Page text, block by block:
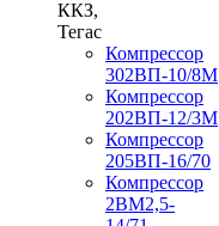
ККЗ,
Тегас
Компрессор
302ВП-10/8М
Компрессор
202ВП-12/3М
Компрессор
205ВП-16/70
Компрессор
2ВМ2,5-